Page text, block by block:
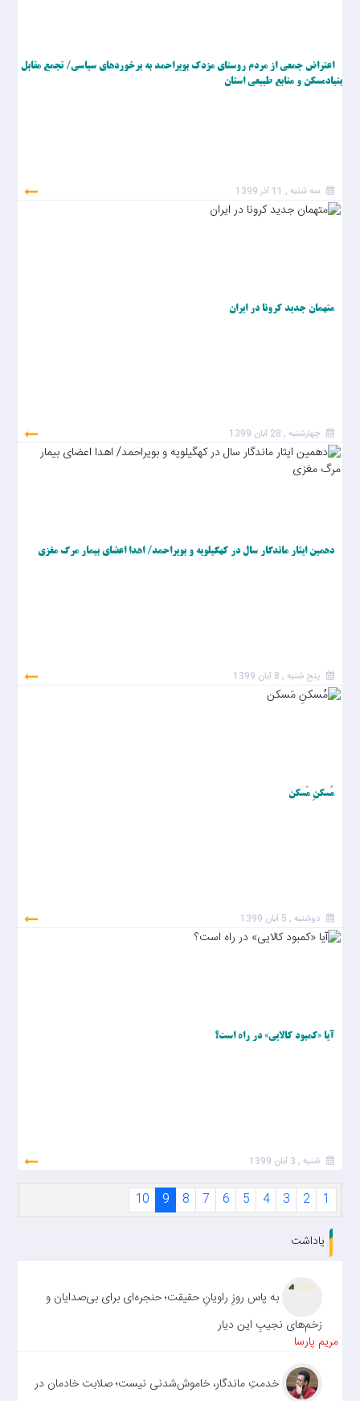
یاداشت
به پاس روزِ راویانِ حقیقت؛ حنجره‌ای برای بی‌صدایان و
زخم‌های نجیبِ این دیار
مریم پارسا
خدمتِ ماندگار، خاموش‌شدنی نیست؛ صلابت خادمان در
اعتراض جمعی از مردم روستای مزدک بویراحمد به برخوردهای سیاسی/ تجمع مقابل
بنیادمسکن و منابع طبیعی استان
سه شنبه , 11 آذر 1399
متهمان جدید کرونا در ایران
چهارشنبه , 28 آبان 1399
دهمین ایثار ماندگار سال در کهگیلویه و بویراحمد/ اهدا اعضای بیمار مرگ مغزی
پنج شنبه , 8 آبان 1399
مُسکنِ مَسکن
دوشنبه , 5 آبان 1399
آیا «کمبود کالایی» در راه است؟
شنبه , 3 آبان 1399
1
2
3
4
5
6
7
8
9
10